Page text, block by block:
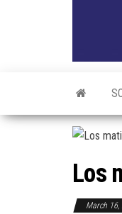
Los
March 16,